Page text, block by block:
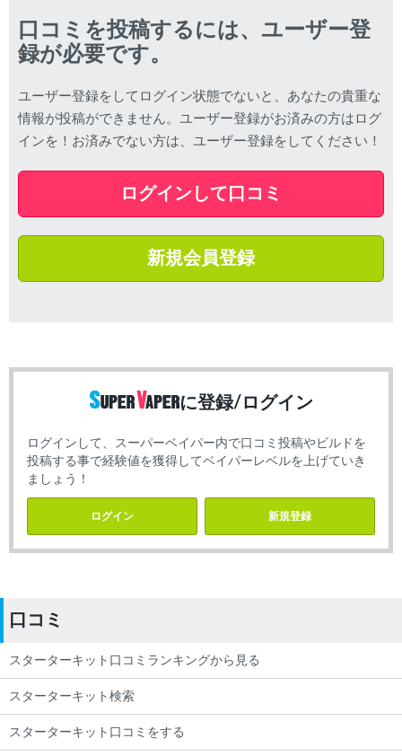
口コミを投稿するには、ユーザー登
録が必要です。
ユーザー登録をしてログイン状態でないと、あなたの貴重な
情報が投稿ができません。ユーザー登録がお済みの方はログ
インを！お済みでない方は、ユーザー登録をしてください！
ログインして口コミ
新規会員登録
に登録/ログイン
ログインして、スーパーベイパー内で口コミ投稿やビルドを
投稿する事で経験値を獲得してベイパーレベルを上げていき
ましょう！
ログイン 新規登録
口コミ
スターターキット口コミランキングから見る
スターターキット検索
スターターキット口コミをする